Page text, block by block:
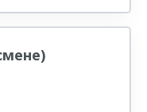
(ауторске)